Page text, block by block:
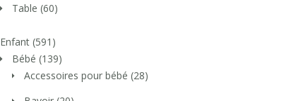
Table (60)
Enfant (591)
Bébé (139)
Accessoires pour bébé (28)